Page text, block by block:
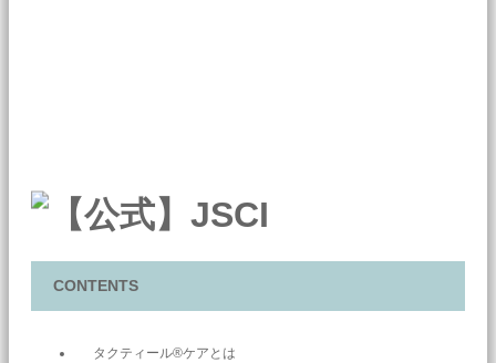
CONTENTS
タクティール®ケアとは